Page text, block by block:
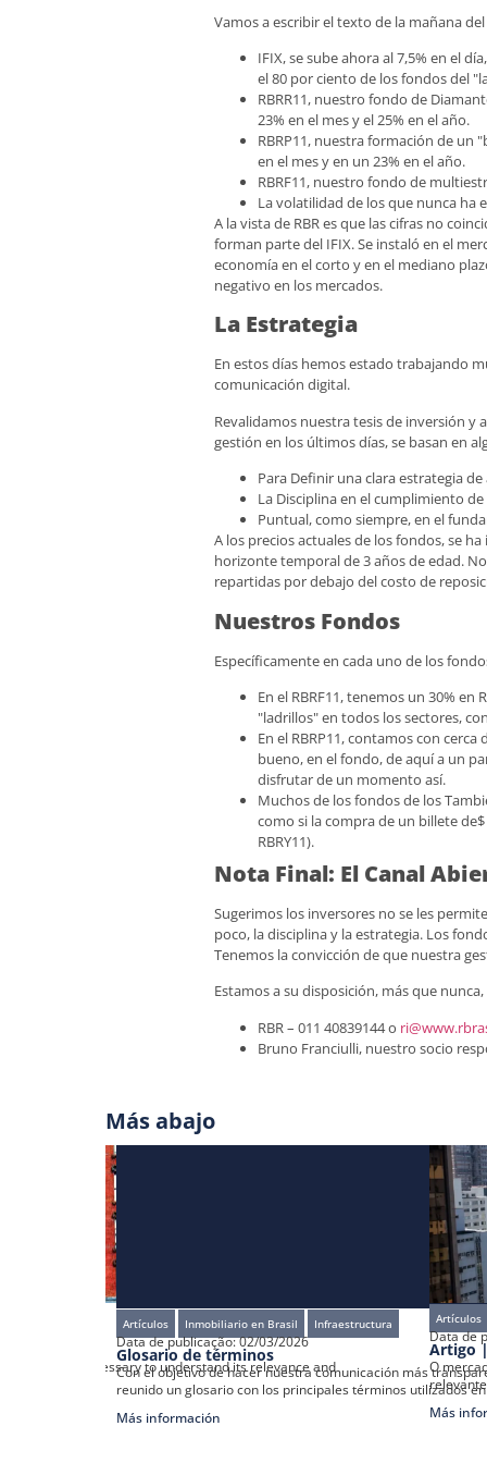
Vamos a escribir el texto de la mañana
IFIX, se sube ahora al 7,5% en el
el 80 por ciento de los fondos del
RBRR11, nuestro fondo de
23% en el mes y el 25% en el año.
RBRP11, nuestra formación de un
en el mes y en un 23% en el año.
RBRF11, nuestro fondo de
La volatilidad de los que nunca ha
A la vista de RBR es que las cifras no
forman parte del IFIX. Se instaló en el
economía en el corto y en el mediano
negativo en los mercados.
La Estrategia
En estos días hemos estado trabajando
comunicación digital.
Revalidamos nuestra tesis de inversión y
gestión en los últimos días, se basan en
Para Definir una clara estrategia
La Disciplina en el cumplimiento
Puntual, como siempre, en el
A los precios actuales de los fondos, se
horizonte temporal de 3 años de edad.
repartidas por debajo del costo de
Nuestros Fondos
Específicamente en cada uno de los
En el RBRF11, tenemos un 30%
"ladrillos" en todos los sectores,
En el RBRP11, contamos con
bueno, en el fondo, de aquí a un
disfrutar de un momento así.
Muchos de los fondos de los
como si la compra de un billete
RBRY11).
Nota Final: El Canal
Sugerimos los inversores no se les
poco, la disciplina y la estrategia. Los
Tenemos la convicción de que nuestra
Estamos a su disposición, más que
RBR – 011 40839144 o
Bruno Franciulli, nuestro socio
Más abajo
it is necessary to understand its relevance and
Artículos Inmobiliario en Brasil Infraestructura
Data de publicação:02/03/2026
Glosario de términos
Con el objetivo de hacer nuestra comunicación más
reunido un glosario con los principales términos utilizados
Más información
Artículos
Data de
Artigo
O
Más